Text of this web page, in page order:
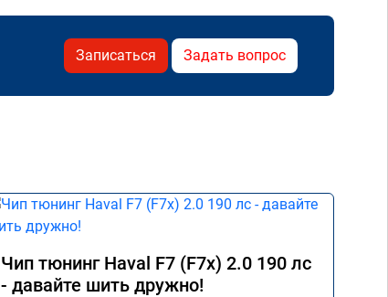
Записаться Задать вопрос
Чип тюнинг Haval F7 (F7x) 2.0 190 лс
- давайте шить дружно!